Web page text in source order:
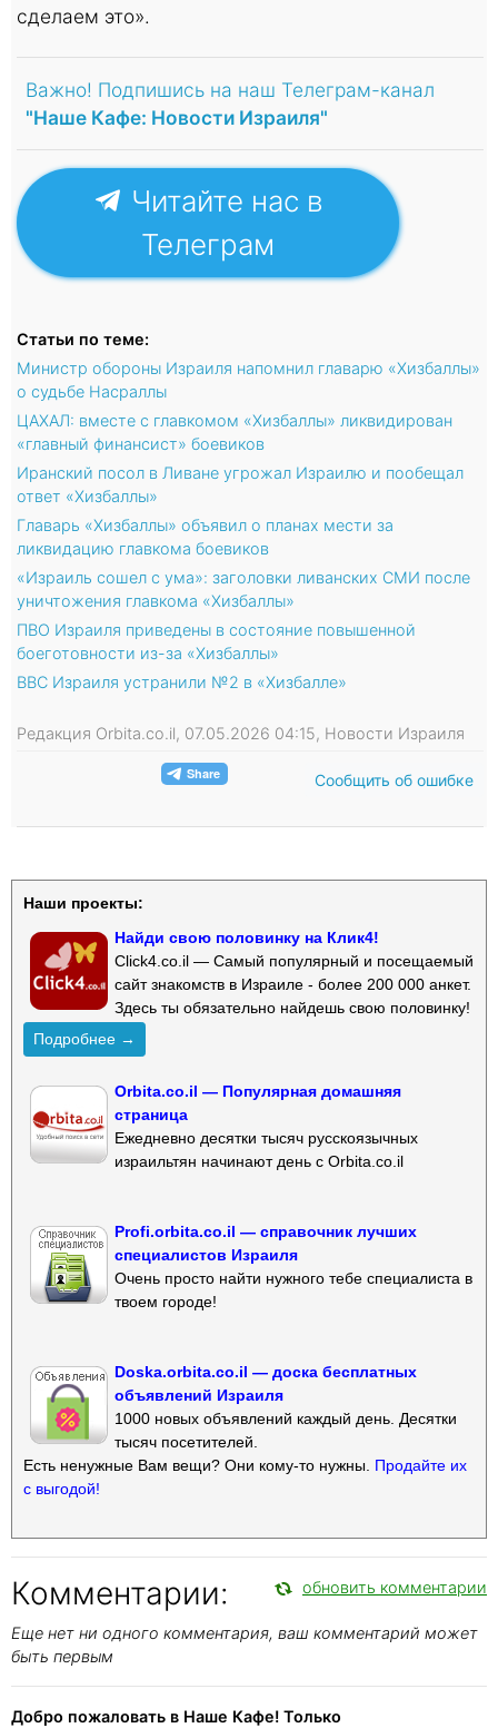
сделаем это».
Важно! Подпишись на наш Телеграм-канал
"Наше Кафе: Новости Израиля"
Читайте нас в
Телеграм
Статьи по теме:
Министр обороны Израиля напомнил главарю «Хизбаллы»
о судьбе Насраллы
ЦАХАЛ: вместе с главкомом «Хизбаллы» ликвидирован
«главный финансист» боевиков
Иранский посол в Ливане угрожал Израилю и пообещал
ответ «Хизбаллы»
Главарь «Хизбаллы» объявил о планах мести за
ликвидацию главкома боевиков
«Израиль сошел с ума»: заголовки ливанских СМИ после
уничтожения главкома «Хизбаллы»
ПВО Израиля приведены в состояние повышенной
боеготовности из-за «Хизбаллы»
ВВС Израиля устранили №2 в «Хизбалле»
Редакция Orbita.co.il, 07.05.2026 04:15, Новости Израиля
Сообщить об ошибке
Наши проекты:
Найди свою половинку на Клик4!
Click4.co.il — Самый популярный и посещаемый
сайт знакомств в Израиле - более 200 000 анкет.
Здесь ты обязательно найдешь свою половинку!
Подробнее →
Orbita.co.il — Популярная домашняя
страница
Ежедневно десятки тысяч русскоязычных
израильтян начинают день с Orbita.co.il
Profi.orbita.co.il — справочник лучших
специалистов Израиля
Очень просто найти нужного тебе специалиста в
твоем городе!
Doska.orbita.co.il — доска бесплатных
объявлений Израиля
1000 новых объявлений каждый день. Десятки
тысяч посетителей.
Есть ненужные Вам вещи? Они кому-то нужны. Продайте их
с выгодой!
Комментарии: обновить комментарии
Еще нет ни одного комментария, ваш комментарий может
быть первым
Добро пожаловать в Наше Кафе! Только